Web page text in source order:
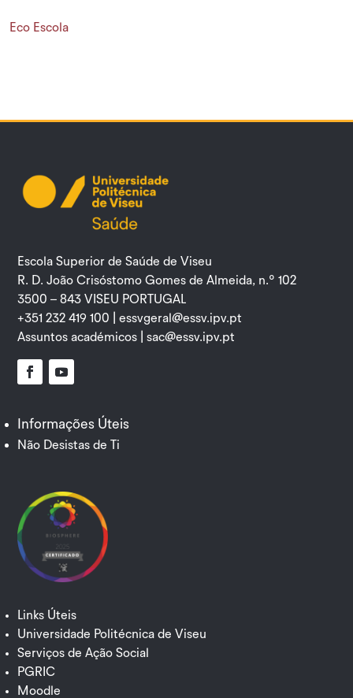
Eco Escola
Escola Superior de Saúde de Viseu
R. D. João Crisóstomo Gomes de Almeida, n.º 102
3500 – 843 VISEU PORTUGAL
+351 232 419 100 |essvgeral@essv.ipv.pt
Assuntos académicos |sac@essv.ipv.pt
Informações Úteis
Não Desistas de Ti
Links Úteis
Universidade Politécnica de Viseu
Serviços de Ação Social
PGRIC
Moodle